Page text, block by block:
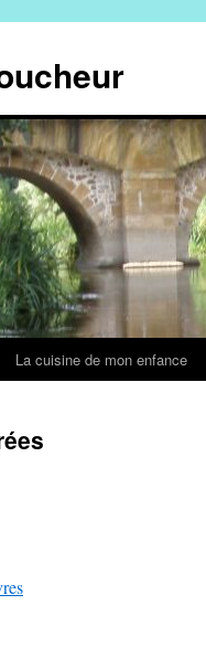
La cuisine de mon enfance